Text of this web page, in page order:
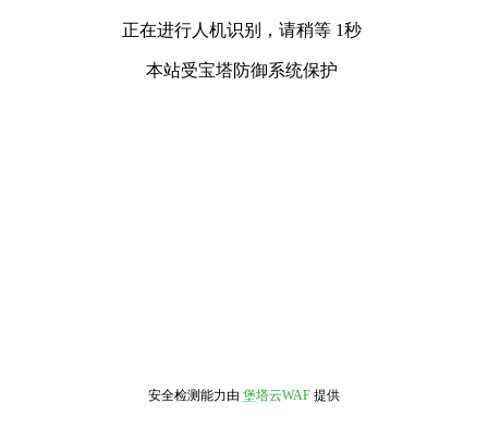
正在进行人机识别，请稍等 1秒
本站受宝塔防御系统保护
安全检测能力由 堡塔云WAF 提供